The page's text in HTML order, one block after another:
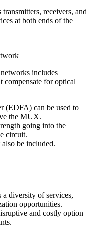
receivers, and
at both ends of the
includes
compensate for optical
(EDFA) can be used to
the MUX.
going into the
circuit.
be included.
diversity of services,
opportunities.
and costly option